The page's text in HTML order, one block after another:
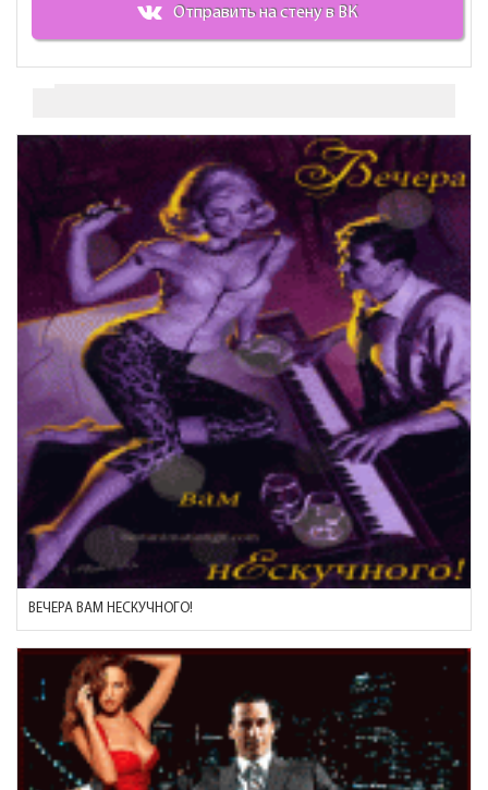
Отправить на стену в ВК
ВЕЧЕРА ВАМ НЕСКУЧНОГО!